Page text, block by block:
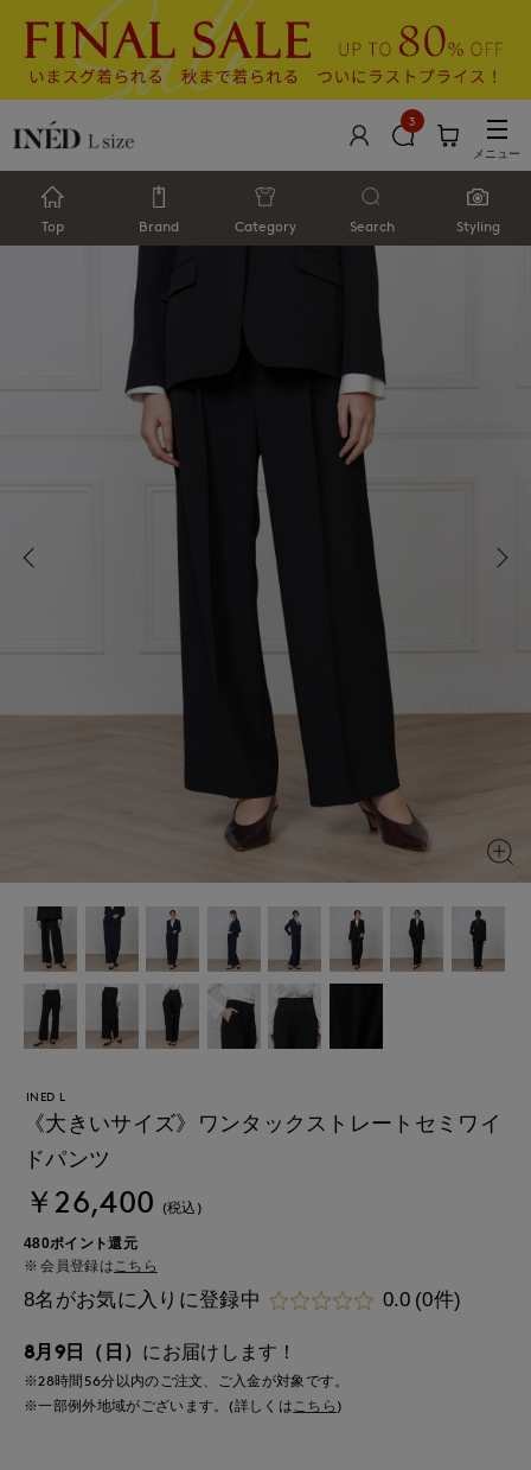
3
メニュー
Top Brand Category Search Styling
INED L
《大きいサイズ》ワンタックストレートセミワイ
ドパンツ
￥26,400 (税込)
480ポイント還元
会員登録は こちら
8名がお気に入りに登録中 0.0 (0件)
8月9日（日） にお届けします！
※28時間 56分以内のご注文、ご入金が対象です。
※一部例外地域がございます。(詳しくはこちら )